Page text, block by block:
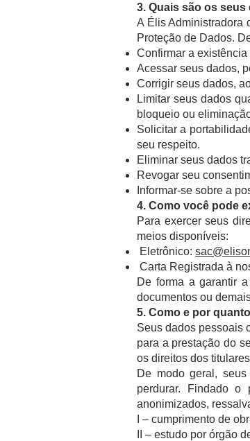
3. Quais são os seus
A Élis Administradora
Proteção de Dados.
Confirmar a
Acessar seus dados,
Corrigir seus dados,
Limitar seus dados
bloqueio ou
Solicitar a
seu respeito.
Eliminar seus dados
Revogar seu
Informar-se sobre a
4. Como você pode
Para exercer seus
meios disponíveis:
Eletrônico:
Carta Registrada à
De forma a garantir
documentos ou
5. Como e por
Seus dados pessoais
para a prestação do
os direitos dos
De modo geral,
perdurar. Findado o
anonimizados,
I – cumprimento de
II – estudo por órgão